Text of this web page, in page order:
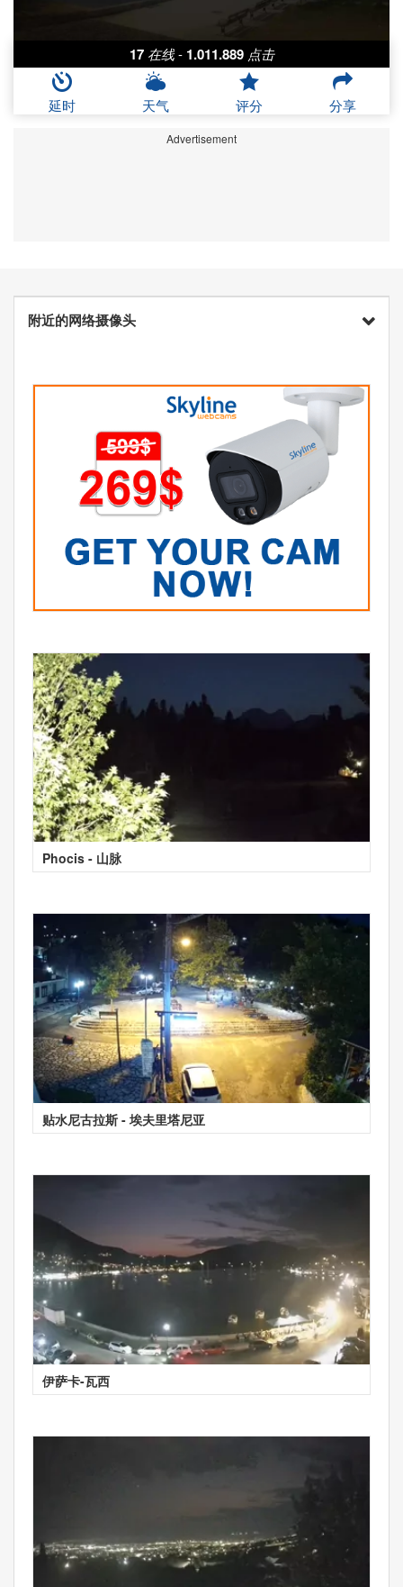
17 在线 - 1.011.889 点击
延时 天气 评分 分享
Advertisement
附近的网络摄像头
Phocis - 山脉
贴水尼古拉斯 - 埃夫里塔尼亚
伊萨卡-瓦西